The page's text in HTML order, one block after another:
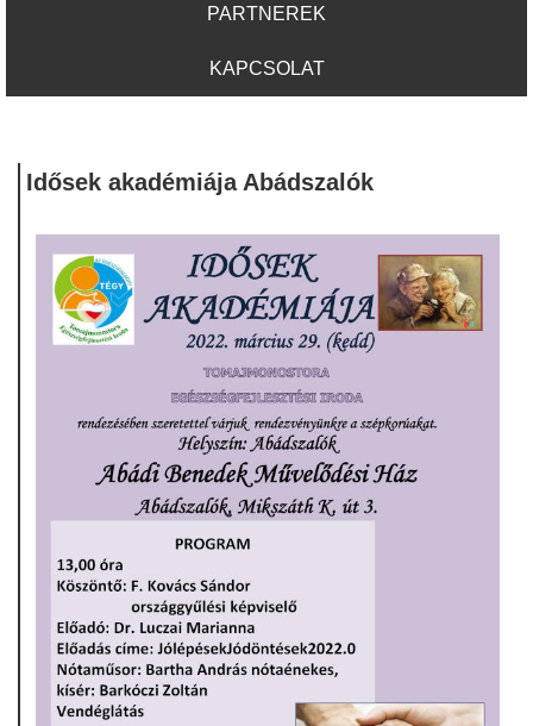
PARTNEREK
KAPCSOLAT
Idősek akadémiája Abádszalók